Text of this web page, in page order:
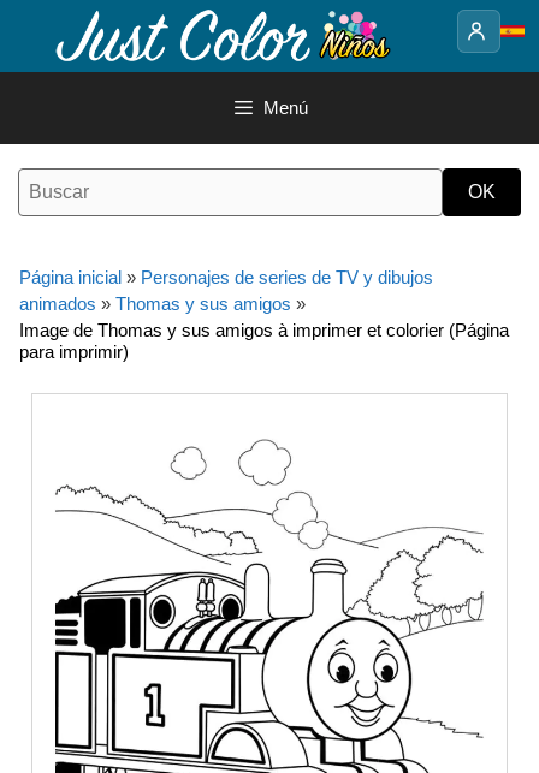
contenido
Menú
Página inicial » Personajes de series de TV y dibujos
animados » Thomas y sus amigos »
Image de Thomas y sus amigos à imprimer et colorier (Página
para imprimir)